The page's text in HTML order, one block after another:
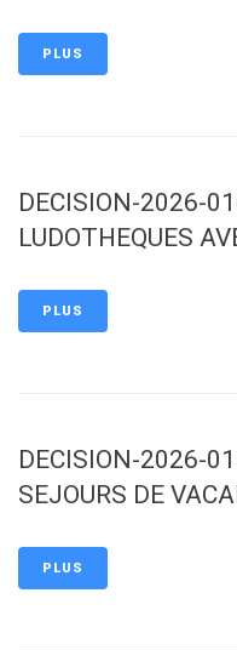
PLUS
DECISION-2026-
LUDOTHEQUES
PLUS
DECISION-2026-
SEJOURS DE
PLUS